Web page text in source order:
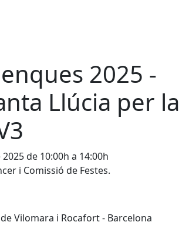
2025 -
Llúcia per la
de 10:00h a 14:00h
i Comissió de Festes.
Vilomara i Rocafort - Barcelona